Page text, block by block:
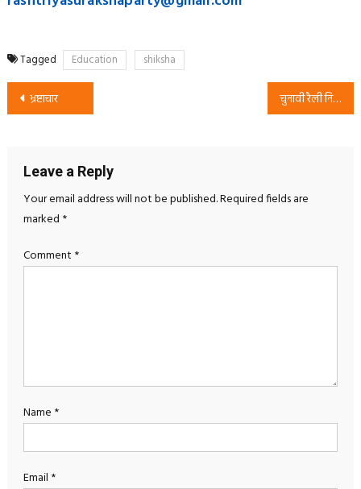
Tagged Education shiksha
Post
भ्रष्टाचार चुनावी रैली निमंत्रण
Leave a Reply
Your email address will not be published.Required fields are
marked *
Comment *
Name *
Email *